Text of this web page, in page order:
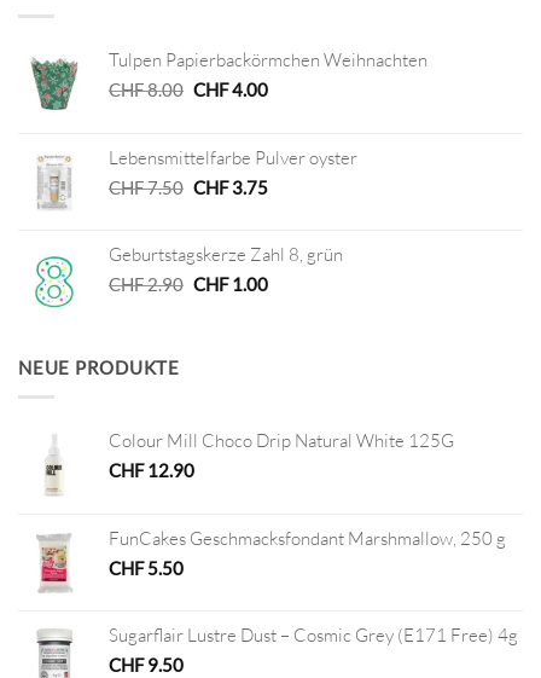
Tulpen Papierbackörmchen Weihnachten
CHF8.00 Ursprünglicher
CHF 8.00
CHF4.00Aktueller
CHF 4.00.
Lebensmittelfarbe Pulver oyster
CHF7.50 Ursprünglicher
CHF 7.50
CHF3.75Aktueller
CHF 3.75.
Geburtstagskerze Zahl 8, grün
CHF2.90 Ursprünglicher
CHF1.00Aktueller
NEUE PRODUKTE
Colour Mill Choco Drip Natural White 125G
CHF12.90
FunCakes Geschmacksfondant Marshmallow, 250 g
CHF5.50
Sugarflair Lustre Dust – Cosmic Grey (E171 Free) 4g
CHF9.50